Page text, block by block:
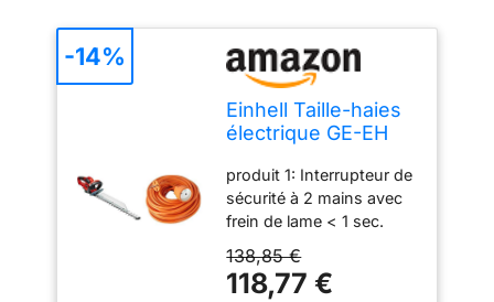
Einhell Taille-haies
électrique GE-EH
Longueur de coupe
67 cm) & Zenitech -
Prolongateur 16A
HO5VV-F 2x1,5
Orange 25m
produit 1: Interrupteur de
sécurité à 2 mains avec
frein de lame < 1 sec.
produit 1: Lames en acier
découpées au laser et
affûtées au diamant
138,85 €
118,77 €
-14%